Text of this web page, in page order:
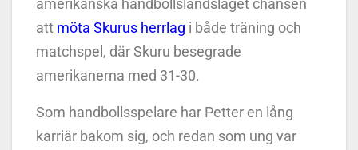
att möta Skurus herrlag i både träning och
matchspel, där Skuru besegrade
amerikanerna med 31-30.
Som handbollsspelare har Petter en lång
karriär bakom sig, och redan som ung var